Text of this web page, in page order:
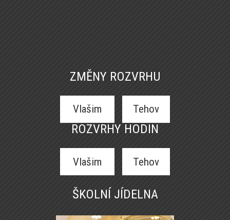
ZMĚNY ROZVRHU
Vlašim Tehov
ROZVRHY HODIN
Vlašim Tehov
ŠKOLNÍ JÍDELNA